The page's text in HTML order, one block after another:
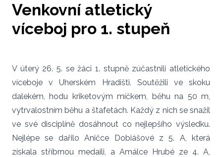
Venkovní atletický
víceboj pro 1. stupeň
V úterý 26. 5. se žáci 1. stupně zúčastnili atletického
víceboje v Uherském Hradišti. Soutěžili ve skoku
dalekém, hodu kriketovým míčkem, běhu na 50 m,
vytrvalostním běhu a štafetách. Každý z nich se snažil
ve své disciplíně dosáhnout co nejlepšího výsledku.
Nejlépe se dařilo Aničce Dobiášové z 5. A, která
získala stříbrnou medaili, a Amálce Hrubé ze 4. A,